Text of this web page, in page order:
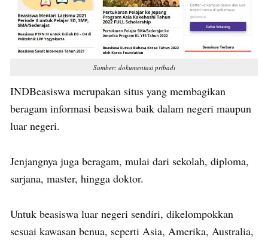
Sumber: dokumentasi pribadi
INDBeasiswa merupakan situs yang membagikan
beragam informasi beasiswa baik dalam negeri maupun
luar negeri.
Jenjangnya juga beragam, mulai dari sekolah, diploma,
sarjana, master, hingga doktor.
Untuk beasiswa luar negeri sendiri, dikelompokkan
sesuai kawasan benua, seperti Asia, Amerika, Australia,